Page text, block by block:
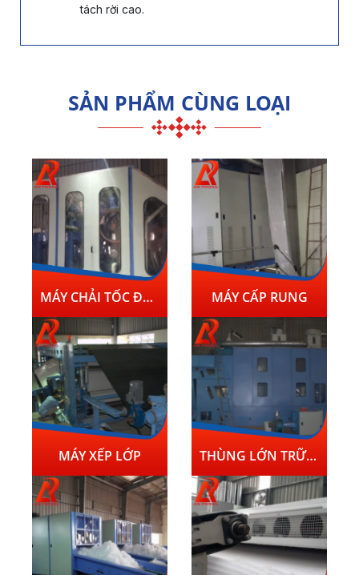
tách rời cao.
SẢN PHẨM CÙNG LOẠI
MÁY CHẢI TỐC ĐỘ CAO MÁY CẤP RUNG
MÁY XẾP LỚP THÙNG LỚN TRỮ BÔNG